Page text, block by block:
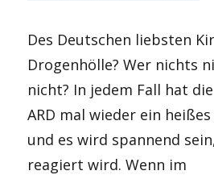
Des Deutschen liebsten
Drogenhölle? Wer nichts
nicht? In jedem Fall hat
ARD mal wieder ein
und es wird spannend
reagiert wird. Wenn im